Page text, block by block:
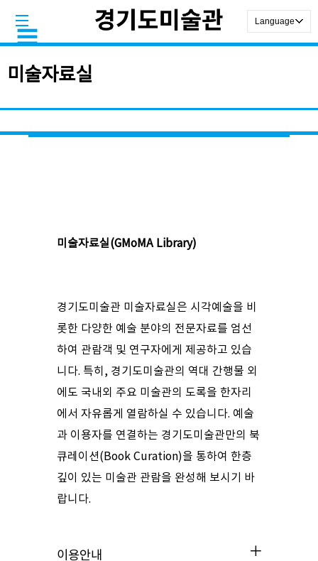
미술자료실
미술자료실(GMoMA Library)
경기도미술관 미술자료실은 시각예술을 비
롯한 다양한 예술 분야의 전문자료를 엄선
하여 관람객 및 연구자에게 제공하고 있습
니다. 특히, 경기도미술관의 역대 간행물 외
에도 국내외 주요 미술관의 도록을 한자리
에서 자유롭게 열람하실 수 있습니다. 예술
과 이용자를 연결하는 경기도미술관만의 북
큐레이션(Book Curation)을 통하여 한층
깊이 있는 미술관 관람을 완성해 보시기 바
랍니다.
이용안내